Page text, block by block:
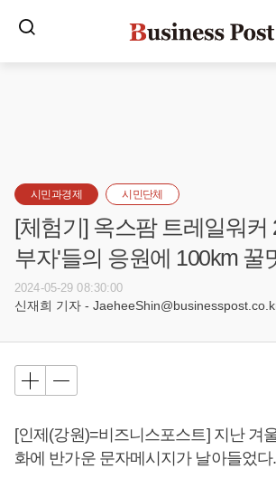
시민과경제 시민단체
[체험기] 옥스팜 트레일워커
부자'들의 응원에 100km 꿀
2024-05-29 08:30:00
신재희 기자 -
[인제(강원)=비즈니스포스트] 지난 겨
화에 반가운 문자메시지가 날아들었다.